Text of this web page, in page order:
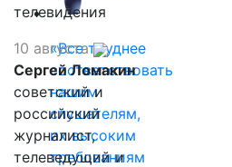
«Все труднее
соответствовать
нашим
слушателям,
их высоким
требованиям
телевидения
10 августа
Сергей Ломакин
советский и
российский
журналист,
телеведущий и